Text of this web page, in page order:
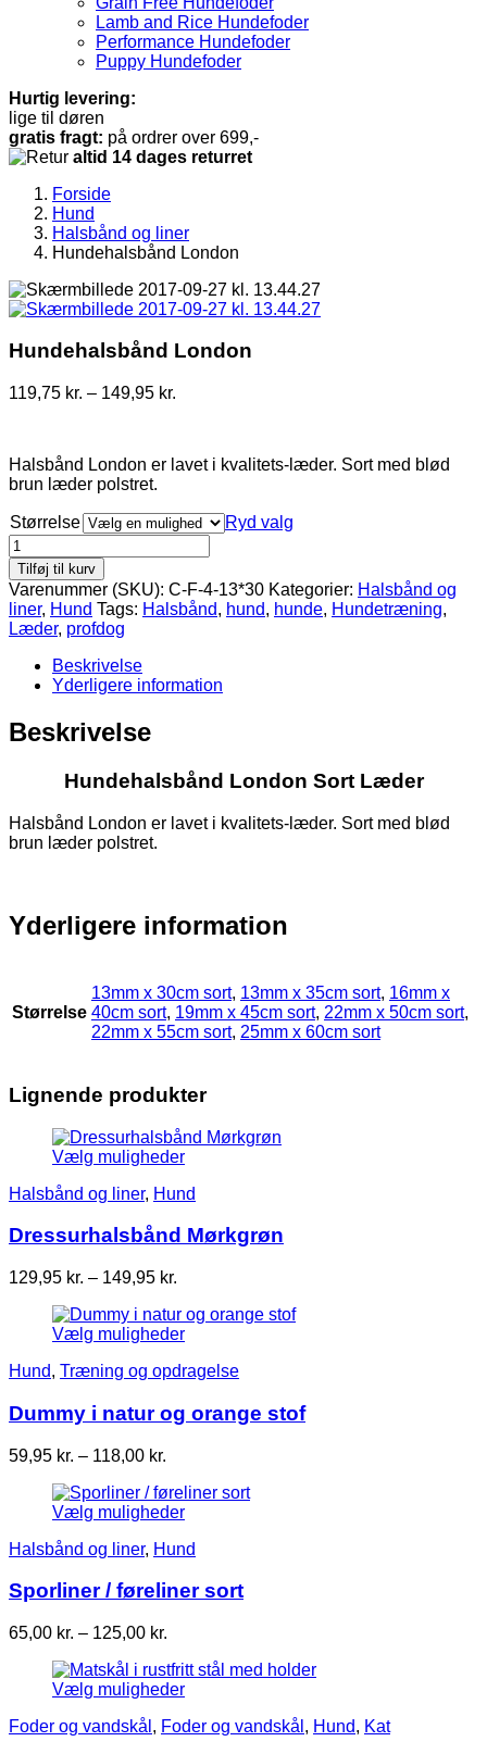
Lamb and Rice Hundefoder
Performance Hundefoder
Puppy Hundefoder
Hurtig levering:
lige til døren
gratis fragt: på ordrer over 699,-
altid 14 dages returret
Forside
Hund
Halsbånd og liner
Hundehalsbånd London
Hundehalsbånd London
119,75 kr. – 149,95 kr.
Halsbånd London er lavet i kvalitets-læder. Sort med blød
brun læder polstret.
Størrelse
Ryd valg
Hundehalsbånd
London
antal
Tilføj til kurv
Varenummer (SKU): C-F-4-13*30 Kategorier: Halsbånd og
liner, Hund Tags: Halsbånd, hund, hunde, Hundetræning,
Læder, profdog
Beskrivelse
Yderligere information
Beskrivelse
Hundehalsbånd London Sort Læder
Halsbånd London er lavet i kvalitets-læder. Sort med blød
brun læder polstret.
Yderligere information
Størrelse
13mm x 30cm sort, 13mm x 35cm sort, 16mm x
40cm sort, 19mm x 45cm sort, 22mm x 50cm sort,
22mm x 55cm sort, 25mm x 60cm sort
Lignende produkter
Vælg muligheder
Halsbånd og liner, Hund
Dressurhalsbånd Mørkgrøn
129,95 kr. – 149,95 kr.
til
149,95 kr.
Vælg muligheder
Hund, Træning og opdragelse
Dummy i natur og orange stof
59,95 kr. – 118,00 kr.
til
118,00 kr.
Vælg muligheder
Halsbånd og liner, Hund
Sporliner / føreliner sort
65,00 kr. – 125,00 kr.
til
125,00 kr.
Vælg muligheder
Foder og vandskål , Foder og vandskål , Hund, Kat